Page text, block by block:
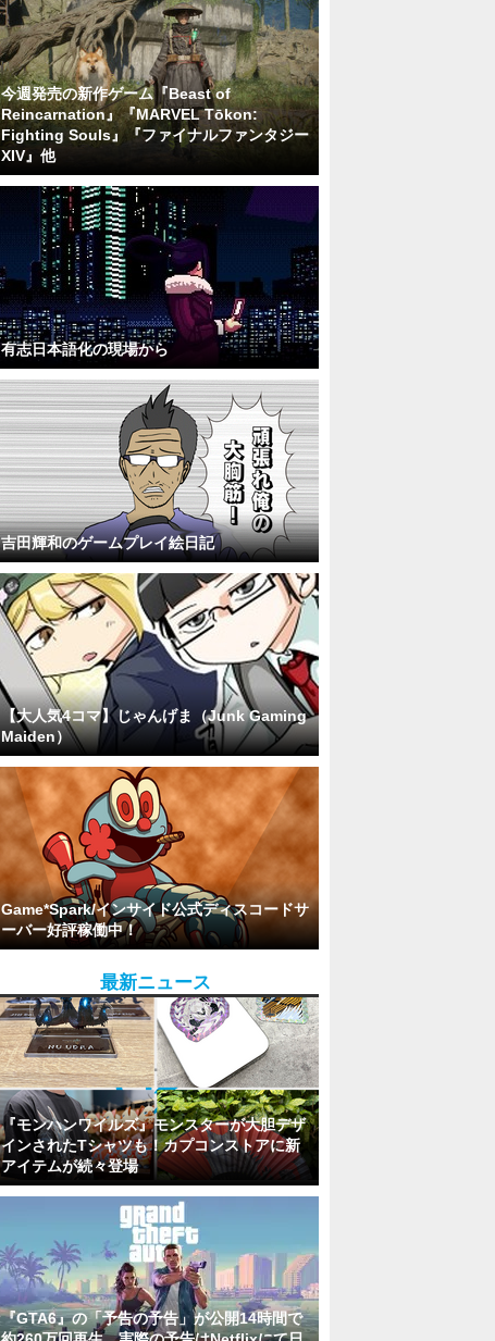
今週発売の新作ゲーム『Beast of
Reincarnation』『MARVEL Tōkon:
Fighting Souls』『ファイナルファンタジー
XIV』他
有志日本語化の現場から
吉田輝和のゲームプレイ絵日記
【大人気4コマ】じゃんげま（Junk Gaming
Maiden）
Game*Spark/インサイド公式ディスコードサ
ーバー好評稼働中！
最新ニュース
『モンハンワイルズ』モンスターが大胆デザ
インされたTシャツも！カプコンストアに新
アイテムが続々登場
『GTA6』の「予告の予告」が公開14時間で